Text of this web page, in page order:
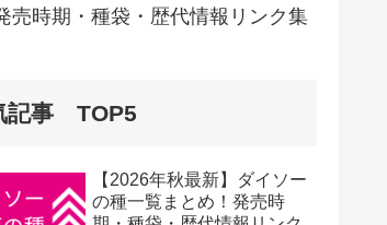
売時期・種袋・歴代情報リンク集
記事 TOP5
【2026年秋最新】ダイソー
の種一覧まとめ！発売時